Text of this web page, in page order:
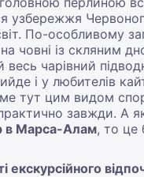
узбережжя
По-особливому
човні із скляним
чарівний
і у любителів
тут цим видом
завжди. А
в Марса-Алам, то це
екскурсійного